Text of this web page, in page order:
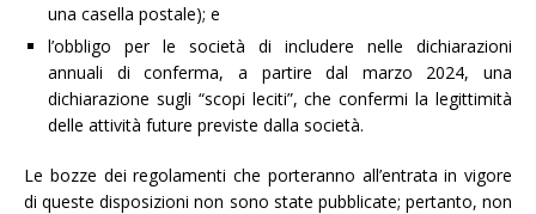
una casella postale); e
l’obbligo per le società di includere nelle dichiarazioni
annuali di conferma, a partire dal marzo 2024, una
dichiarazione sugli “scopi leciti”, che confermi la legittimità
delle attività future previste dalla società.
Le bozze dei regolamenti che porteranno all’entrata in vigore
di queste disposizioni non sono state pubblicate; pertanto, non